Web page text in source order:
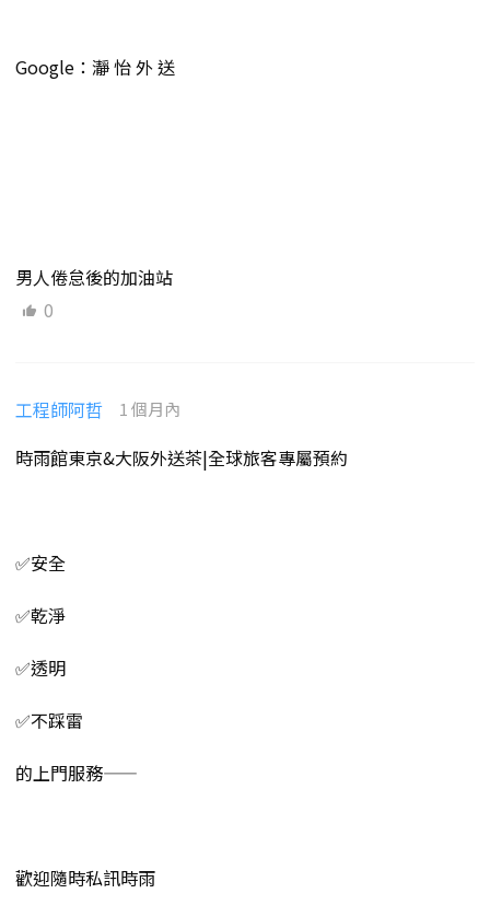
Google：瀞 怡 外 送
男人倦怠後的加油站
0
工程師阿哲 1 個月內
時雨館東京&大阪外送茶|全球旅客專屬預約
✅安全
✅乾淨
✅透明
✅不踩雷
的上門服務——
歡迎隨時私訊時雨